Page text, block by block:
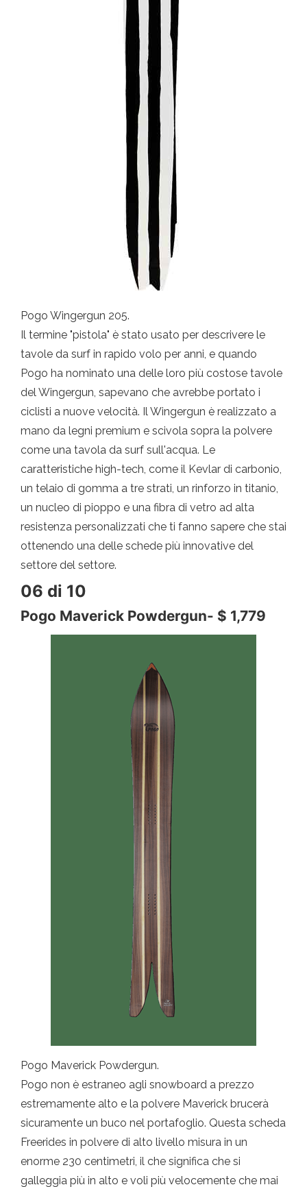
Pogo Wingergun 205.
Il termine "pistola" è stato usato per descrivere le
tavole da surf in rapido volo per anni, e quando
Pogo ha nominato una delle loro più costose tavole
del Wingergun, sapevano che avrebbe portato i
ciclisti a nuove velocità. Il Wingergun è realizzato a
mano da legni premium e scivola sopra la polvere
come una tavola da surf sull'acqua. Le
caratteristiche high-tech, come il Kevlar di carbonio,
un telaio di gomma a tre strati, un rinforzo in titanio,
un nucleo di pioppo e una fibra di vetro ad alta
resistenza personalizzati che ti fanno sapere che stai
ottenendo una delle schede più innovative del
settore del settore.
06 di 10
Pogo Maverick Powdergun- $ 1,779
Pogo Maverick Powdergun.
Pogo non è estraneo agli snowboard a prezzo
estremamente alto e la polvere Maverick brucerà
sicuramente un buco nel portafoglio. Questa scheda
Freerides in polvere di alto livello misura in un
enorme 230 centimetri, il che significa che si
galleggia più in alto e voli più velocemente che mai